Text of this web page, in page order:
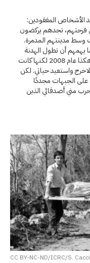
الأشخاص المفقودين:
فرحتهم، تجدهم يركضون
وسط مدينتهم المدمرة.
يهمهم أن تطول الهدنة
لتكثر ساعات التسلية. لم تكن بيروت مدمرة هكذا عام 2008 لكنها كانت
واستعيد حياتي. لكن
الجبهات مجددًا
مني أصدقائي الذين
CC BY-NC-ND/ICRC/S.